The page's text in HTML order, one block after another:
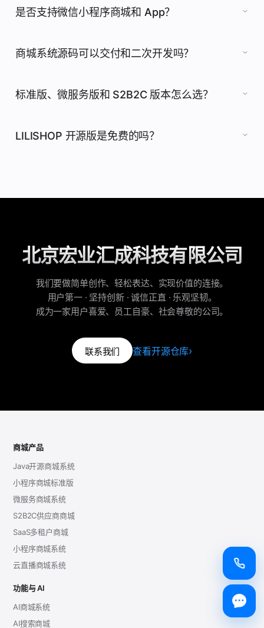
是否支持微信小程序商城和 App？
商城系统源码可以交付和二次开发吗？
标准版、微服务版和 S2B2C 版本怎么选？
LILISHOP 开源版是免费的吗？
北京宏业汇成科技有限公司
我们要做简单创作、轻松表达、实现价值的连接。
用户第一 · 坚持创新 · 诚信正直 · 乐观坚韧。
成为一家用户喜爱、员工自豪、社会尊敬的公司。
联系我们 查看开源仓库
商城产品
Java开源商城系统
小程序商城标准版
微服务商城系统
S2B2C供应商商城
SaaS多租户商城
小程序商城系统
云直播商城系统
功能与 AI
AI商城系统
AI搜索商城